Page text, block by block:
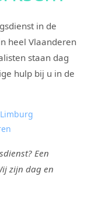
in de
heel Vlaanderen
staan dag
hulp bij u in de
Limburg
Een
zijn dag en